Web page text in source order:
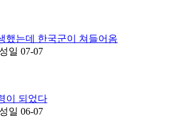
했는데 한국군이 쳐들어옴
일 07-07
이 되었다
일 06-07